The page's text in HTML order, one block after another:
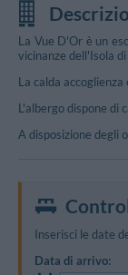
La Vue D'Or è un
vicinanze dell'Isola
La calda
L'albergo dispone di
A disposizione degli
Inserisci le date
Data di arrivo: